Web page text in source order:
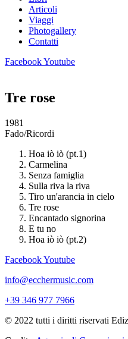
Articoli
Viaggi
Photogallery
Contatti
FacebookYoutube
Tre rose
1981
Fado/Ricordi
Hoa iò iò (pt.1)
Carmelina
Senza famiglia
Sulla riva la riva
Tiro un'arancia in cielo
Tre rose
Encantado signorina
E tu no
Hoa iò iò (pt.2)
FacebookYoutube
info@ecchermusic.com
+39 346 977 7966
© 2022 tutti i diritti riservati